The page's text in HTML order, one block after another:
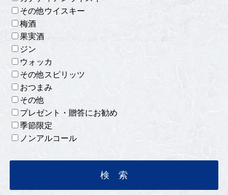
その他ウイスキー
梅酒
果実酒
ジン
ウォッカ
その他スピリッツ
おつまみ
その他
プレゼント・贈答にお勧め
季節限定
ノンアルコール